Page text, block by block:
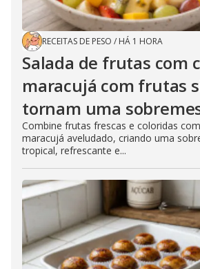
RECEITAS DE PESO / HÁ 1 HORA
Salada de frutas com
maracujá com frutas
tornam uma
Combine frutas frescas e coloridas
maracujá aveludado, criando uma
tropical, refrescante e...